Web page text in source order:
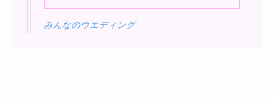
みんなのウエディング